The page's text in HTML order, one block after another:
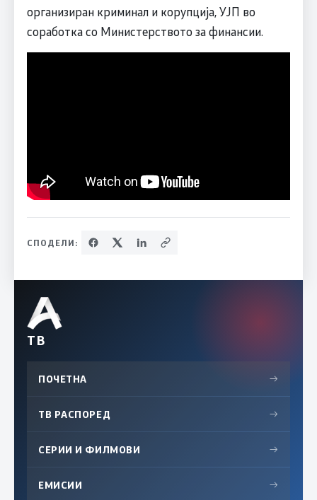
организиран криминал и корупција, УЈП во
соработка со Министерството за финансии.
СПОДЕЛИ:
ТВ
ПОЧЕТНА →
ТВ РАСПОРЕД →
СЕРИИ И ФИЛМОВИ →
ЕМИСИИ →